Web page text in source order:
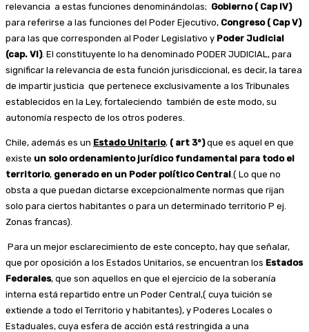
relevancia a estas funciones denominándolas; Gobierno ( Cap IV)
para referirse a las funciones del Poder Ejecutivo, Congreso ( Cap V)
para las que corresponden al Poder Legislativo y Poder Judicial
(cap. VI). El constituyente lo ha denominado PODER JUDICIAL, para
significar la relevancia de esta función jurisdiccional, es decir, la tarea
de impartir justicia que pertenece exclusivamente a los Tribunales
establecidos en la Ley, fortaleciendo también de este modo, su
autonomía respecto de los otros poderes.
Chile, además es un Estado Unitario, ( art 3°)que es aquel en que
existe un solo ordenamiento jurídico fundamental para todo el
territorio, generado en un Poder político Central .( Lo que no
obsta a que puedan dictarse excepcionalmente normas que rijan
solo para ciertos habitantes o para un determinado territorio P ej.
Zonas francas).
Para un mejor esclarecimiento de este concepto, hay que señalar,
que por oposición a los Estados Unitarios, se encuentran los Estados
Federales, que son aquellos en que el ejercicio de la soberanía
interna está repartido entre un Poder Central,( cuya tuición se
extiende a todo el Territorio y habitantes), y Poderes Locales o
Estaduales, cuya esfera de acción está restringida a una